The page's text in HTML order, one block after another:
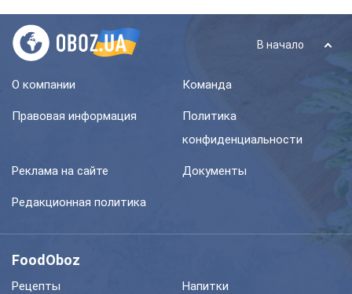
В начало
О компании Команда
Правовая информация
Политика
конфиденциальности
Реклама на сайте Документы
Редакционная политика
FoodOboz
Рецепты
Напитки